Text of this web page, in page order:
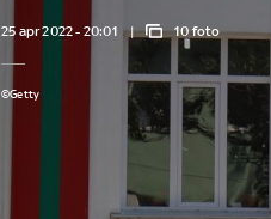
25 apr 2022 - 20:01 10 foto
©Getty